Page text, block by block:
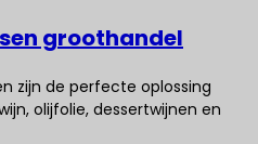
groothandel
zijn de perfecte oplossing
olijfolie, dessertwijnen en